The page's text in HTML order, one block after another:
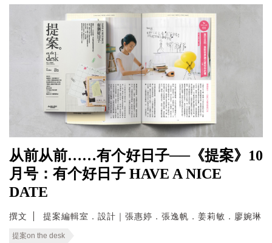
从前从前……有个好日子──《提案》10
月号：有个好日子 HAVE A NICE
DATE
撰文 提案編輯室．設計｜張惠婷．張逸帆．姜莉敏．廖婉琳
提案on the desk